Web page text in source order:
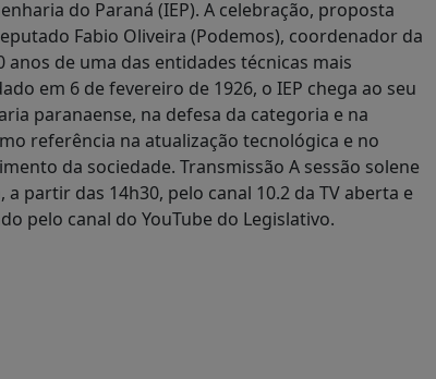
do Paraná (IEP). A celebração, proposta
Fabio Oliveira (Podemos), coordenador da
de uma das entidades técnicas mais
em 6 de fevereiro de 1926, o IEP chega ao seu
paranaense, na defesa da categoria e na
referência na atualização tecnológica e no
da sociedade. Transmissão A sessão solene
partir das 14h30, pelo canal 10.2 da TV aberta e
pelo canal do YouTube do Legislativo.